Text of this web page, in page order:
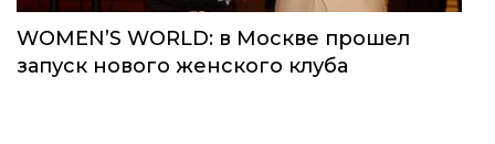
WOMEN’S WORLD: в Москве прошел
запуск нового женского клуба